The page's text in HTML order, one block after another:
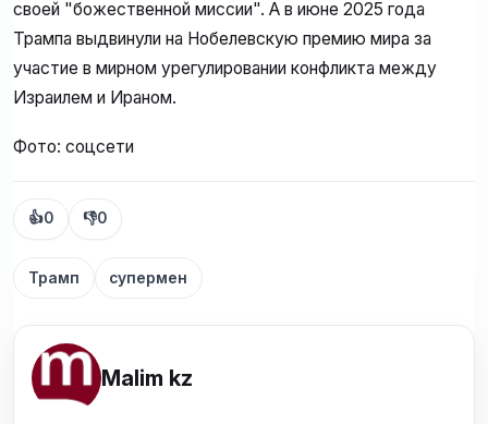
своей "божественной миссии". А в июне 2025 года
Трампа выдвинули на Нобелевскую премию мира за
участие в мирном урегулировании конфликта между
Израилем и Ираном.
Фото: соцсети
👍0 👎0
Трамп супермен
Malim kz